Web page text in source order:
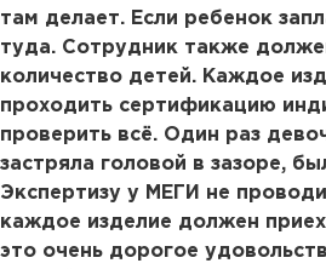
там делает. Если ребенок
туда. Сотрудник также
количество детей. Каждое
проходить сертификацию
проверить всё. Один раз
застряла головой в зазоре,
Экспертизу у МЕГИ не
каждое изделие должен
это очень дорогое